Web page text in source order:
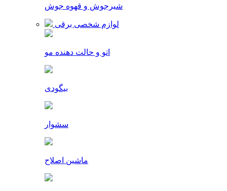
شیرجوش و قهوه جوش
لوازم شخصی برقی
اتو و حالت دهنده مو
بیگودی
سشوار
ماشین اصلاح